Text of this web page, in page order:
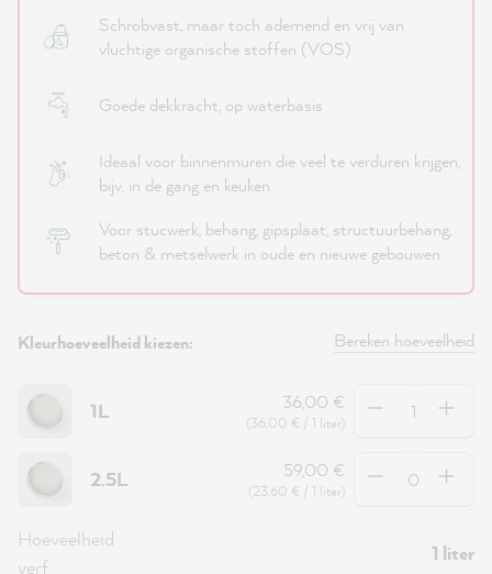
Schrobvast, maar toch ademend en vrij van
vluchtige organische stoffen (VOS)
Goede dekkracht, op waterbasis
Ideaal voor binnenmuren die veel te verduren krijgen,
bijv. in de gang en keuken
Voor stucwerk, behang, gipsplaat, structuurbehang,
beton & metselwerk in oude en nieuwe gebouwen
Kleurhoeveelheid kiezen: Bereken hoeveelheid
1L 36,00 €
(36,00 € / 1 liter)
Hoeveelheid
2.5L 59,00 €
(23,60 € / 1 liter)
Hoeveelheid
Hoeveelheid
verf
1 liter